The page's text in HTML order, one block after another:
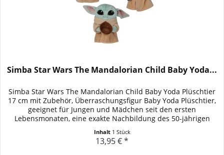
Simba Star Wars The Mandalorian Child Baby Yoda...
Simba Star Wars The Mandalorian Child Baby Yoda Plüschtier
17 cm mit Zubehör, Überraschungsfigur Baby Yoda Plüschtier,
geeignet für Jungen und Mädchen seit den ersten
Lebensmonaten, eine exakte Nachbildung des 50-jährigen
Inhalt 1 Stück
13,95 € *